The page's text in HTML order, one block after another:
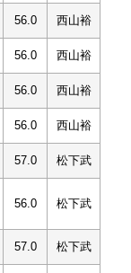
56.0 西山裕
56.0 西山裕
56.0 西山裕
56.0 西山裕
57.0 松下武
56.0 松下武
57.0 松下武